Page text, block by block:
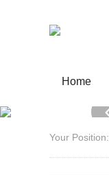
Home
Your Position: